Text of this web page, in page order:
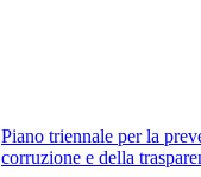
Piano triennale per la
corruzione e della